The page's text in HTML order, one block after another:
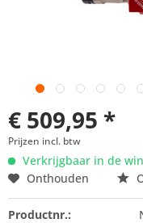
€ 509,95 *
Prijzen incl. btw
Verkrijgbaar in de
Onthouden
Productnr.: